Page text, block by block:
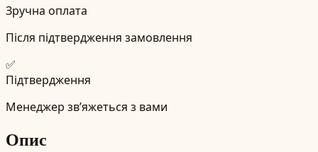
Зручна оплата
Після підтвердження замовлення
✅
Підтвердження
Менеджер зв’яжеться з вами
Опис